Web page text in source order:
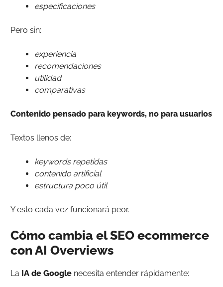
especificaciones
Pero sin:
experiencia
recomendaciones
utilidad
comparativas
Contenido pensado para keywords, no para usuarios
Textos llenos de:
keywords repetidas
contenido artificial
estructura poco útil
Y esto cada vez funcionará peor.
Cómo cambia el SEO ecommerce
con AI Overviews
La IA de Google necesita entender rápidamente: